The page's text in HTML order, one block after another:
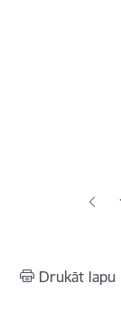
Drukāt lapu